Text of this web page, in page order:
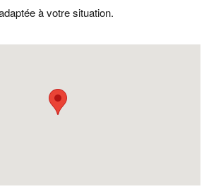
à votre situation.